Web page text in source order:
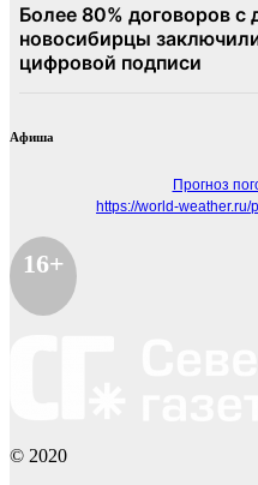
Афиша
Прогноз
https://world-
16+
© 2020